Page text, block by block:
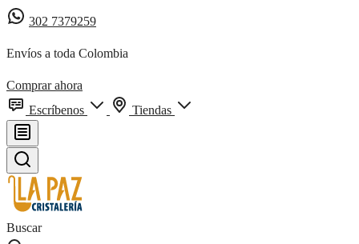
302 7379259
Envíos a toda Colombia
Comprar ahora
Escríbenos
Tiendas
Buscar